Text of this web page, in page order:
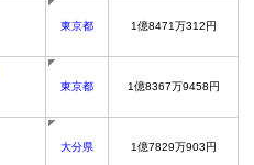
東京都 1億8471万312円
東京都 1億8367万9458円
大分県 1億7829万903円